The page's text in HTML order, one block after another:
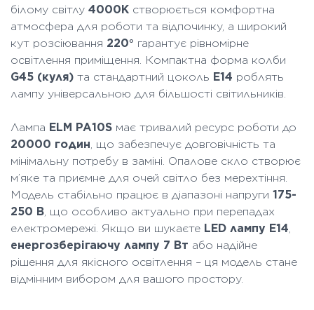
білому світлу 4000K створюється комфортна
атмосфера для роботи та відпочинку, а широкий
кут розсіювання 220° гарантує рівномірне
освітлення приміщення. Компактна форма колби
G45 (куля) та стандартний цоколь E14 роблять
лампу універсальною для більшості світильників.
Лампа ELM PA10S має тривалий ресурс роботи до
20000 годин, що забезпечує довговічність та
мінімальну потребу в заміні. Опалове скло створює
м’яке та приємне для очей світло без мерехтіння.
Модель стабільно працює в діапазоні напруги 175-
250 В, що особливо актуально при перепадах
електромережі. Якщо ви шукаєте LED лампу E14,
енергозберігаючу лампу 7 Вт або надійне
рішення для якісного освітлення – ця модель стане
відмінним вибором для вашого простору.